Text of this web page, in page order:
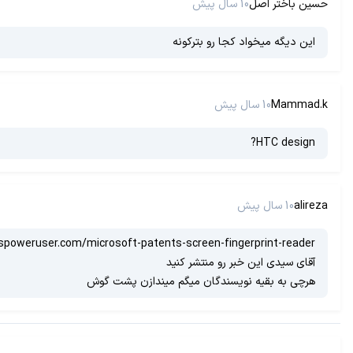
حسین باختر اصل10 سال پیش
این دیگه میخواد کجا رو بترکونه
Mammad.k10 سال پیش
HTC design?
alireza10 سال پیش
microsoft-patents-screen-fingerprint-reader/
آقای سیدی این خبر رو منتشر کنید
هرچی به بقیه نویسندگان میگم میندازن پشت گوش